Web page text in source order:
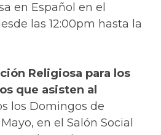
en Español en el
las 12:00pm hasta la
Religiosa para los
que asisten al
los Domingos de
en el Salón Social